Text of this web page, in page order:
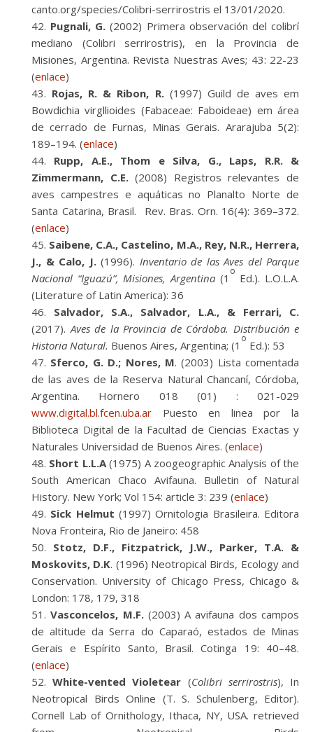
canto.org/species/Colibri-serrirostris el 13/01/2020.
Pugnali, G. (2002) Primera observación del colibrí
mediano (Colibri serrirostris), en la Provincia de
Misiones, Argentina. Revista Nuestras Aves; 43: 22-23
(enlace)
Rojas, R. & Ribon, R.(1997) Guild de aves em
Bowdichia virgllioides (Fabaceae: Faboideae) em área
de cerrado de Furnas, Minas Gerais. Ararajuba 5(2):
189–194. (enlace)
Rupp, A.E., Thom e Silva, G., Laps, R.R. &
Zimmermann, C.E.(2008) Registros relevantes de
aves campestres e aquáticas no Planalto Norte de
Santa Catarina, Brasil. Rev. Bras. Orn. 16(4): 369–372.
(enlace)
Saibene, C.A., Castelino, M.A., Rey, N.R., Herrera,
J., & Calo, J.(1996). Inventario de las Aves del Parque
Nacional “Iguazú”, Misiones, Argentina (1
o
Ed.). L.O.L.A.
(Literature of Latin America): 36
Salvador, S.A., Salvador, L.A., & Ferrari, C.
(2017).Aves de la Provincia de Córdoba. Distribución e
Historia Natural. Buenos Aires, Argentina; (1
o
Ed.): 53
Sferco, G. D.; Nores, M. (2003) Lista comentada
de las aves de la Reserva Natural Chancaní, Córdoba,
Argentina. Hornero 018 (01) : 021-029
www.digital.bl.fcen.uba.ar Puesto en linea por la
Biblioteca Digital de la Facultad de Ciencias Exactas y
Naturales Universidad de Buenos Aires. (enlace)
Short L.L.A(1975) A zoogeographic Analysis of the
South American Chaco Avifauna. Bulletin of Natural
History. New York; Vol 154: article 3: 239 (enlace)
Sick Helmut (1997) Ornitologia Brasileira. Editora
Nova Fronteira, Rio de Janeiro: 458
Stotz, D.F., Fitzpatrick, J.W., Parker, T.A. &
Moskovits, D.K. (1996) Neotropical Birds, Ecology and
Conservation. University of Chicago Press, Chicago &
London: 178, 179, 318
Vasconcelos, M.F.(2003) A avifauna dos campos
de altitude da Serra do Caparaó, estados de Minas
Gerais e Espírito Santo, Brasil. Cotinga 19: 40–48.
(enlace)
White-vented Violetear (Colibri serrirostris), In
Neotropical Birds Online (T. S. Schulenberg, Editor).
Cornell Lab of Ornithology, Ithaca, NY, USA. retrieved